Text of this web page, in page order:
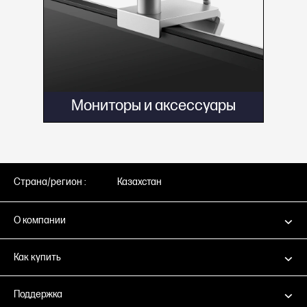
Мониторы и аксессуары
Страна/регион : Казахстан
О компании
Как купить
Поддержка